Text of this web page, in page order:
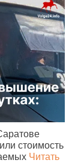
стоимость
Читать